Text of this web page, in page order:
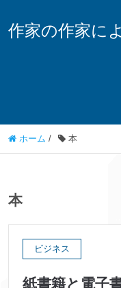
作家の作家に
ホーム / 本
本
ビジネス
紙書籍と電子